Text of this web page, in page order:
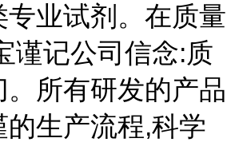
专业试剂。在质量
谨记公司信念:质
所有研发的产品
生产流程,科学